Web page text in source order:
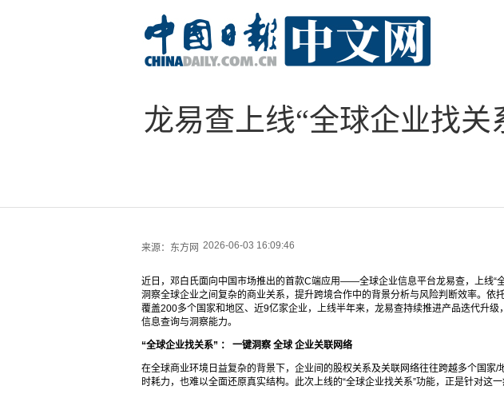
龙易查上线“全球企业找
来源： 东方网 2026-06-03 16:09:46
近日，邓白氏面向中国市场推出的首款C端应用——全球企业信息平台龙易查，上线“
洞察全球企业之间复杂的商业关系，提升跨境合作中的背景分析与风险判断效率。依
覆盖200多个国家和地区、近9亿家企业，上线半年来，龙易查持续推进产品迭代升
信息查询与洞察能力。
“全球企业找关系” ： 一键洞察 全球 企业关联网络
在全球商业环境日益复杂的背景下，企业间的股权关系及关联网络往往跨越多个国家
时耗力，也难以全面还原真实结构。此次上线的“全球企业找关系”功能，正是针对这一